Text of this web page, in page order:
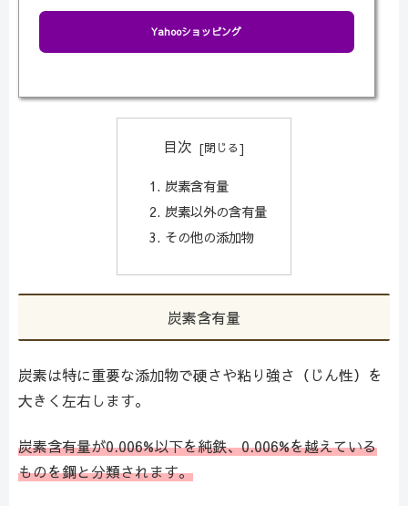
Yahooショッピング
目次
炭素含有量
炭素以外の含有量
その他の添加物
炭素含有量
炭素は特に重要な添加物で硬さや粘り強さ（じん性）を
大きく左右します。
炭素含有量が0.006%以下を純鉄、0.006%を越えている
ものを鋼と分類されます。